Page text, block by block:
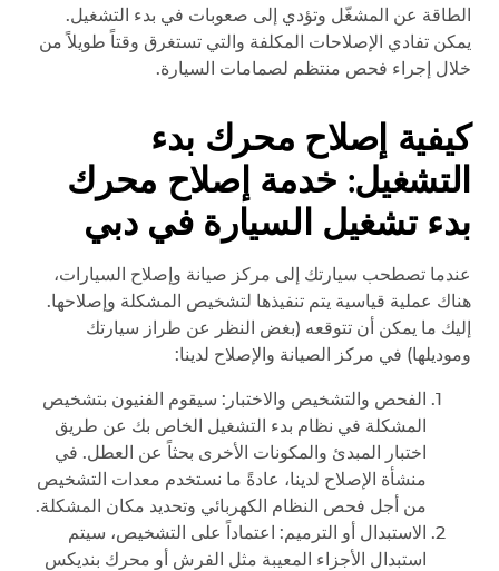
الطاقة عن المشغّل وتؤدي إلى صعوبات في بدء التشغيل.
يمكن تفادي الإصلاحات المكلفة والتي تستغرق وقتاً طويلاً من
خلال إجراء فحص منتظم لصمامات السيارة.
كيفية إصلاح محرك بدء
التشغيل: خدمة إصلاح محرك
بدء تشغيل السيارة في دبي
عندما تصطحب سيارتك إلى مركز صيانة وإصلاح السيارات،
هناك عملية قياسية يتم تنفيذها لتشخيص المشكلة وإصلاحها.
إليك ما يمكن أن تتوقعه (بغض النظر عن طراز سيارتك
وموديلها) في مركز الصيانة والإصلاح لدينا:
الفحص والتشخيص والاختبار: سيقوم الفنيون بتشخيص
المشكلة في نظام بدء التشغيل الخاص بك عن طريق
اختبار المبدئ والمكونات الأخرى بحثاً عن العطل. في
منشأة الإصلاح لدينا، عادةً ما نستخدم معدات التشخيص
من أجل فحص النظام الكهربائي وتحديد مكان المشكلة.
الاستبدال أو الترميم: اعتماداً على التشخيص، سيتم
استبدال الأجزاء المعيبة مثل الفرش أو محرك بنديكس